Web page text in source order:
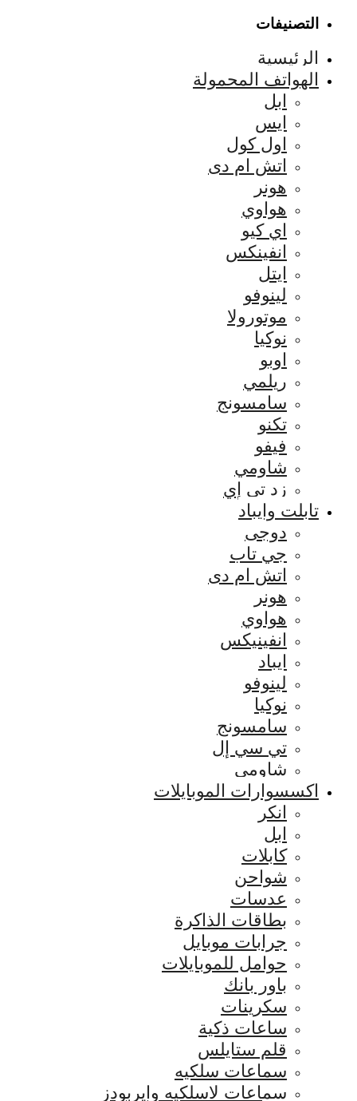
التصنيفات
الرئيسية
الهواتف المحمولة
ابل
ايس
اول كول
اتش ام دى
هونر
هواوي
اي كيو
انفينكس
ايتل
لينوفو
موتورولا
نوكيا
اوبو
ريلمي
سامسونج
تكنو
فيفو
شاومي
زد تي إي
تابلت وايباد
دوجى
جي تاب
اتش ام دى
هونر
هواوي
انفينيكس
ايباد
لينوفو
نوكيا
سامسونج
تي سي إل
شاومي
اكسسوارات الموبايلات
انكر
ابل
كابلات
شواحن
عدسات
بطاقات الذاكرة
جرابات موبايل
حوامل للموبايلات
باور بانك
سكرينات
ساعات ذكية
قلم ستايلس
سماعات سلكيه
سماعات لاسلكيه وايربودز